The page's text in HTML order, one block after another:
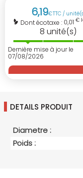
6,19€TTC /
Dont écotaxe : 0,01
8 unité(s)
Dernière mise à jour le
07/08/2026
DETAILS PRODUIT
Diametre :
Poids :